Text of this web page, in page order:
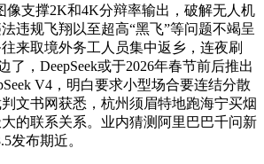
像支撑2K和4K分辩率输出，破解无人机
违规飞翔以至超高“黑飞”等问题不竭呈
来取境外务工人员集中返乡，连夜刷
了，DeepSeek或于2026年春节前后推出
V4，明白要求小型场合要连结分散
文书网获悉，杭州须眉特地跑海宁买烟
的联系关系。业内猜测阿里巴巴千问新
发布期近。